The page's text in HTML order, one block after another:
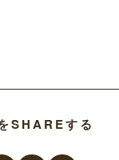
SHAREする